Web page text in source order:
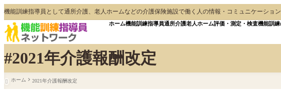
#2021年介護報酬改定
機能訓練指導員として通所介護、老人ホームなどの介護保険施設で働く人の情報・コミュニケーショ
ホーム機能訓練指導員通所介護老人ホーム評価・測定・検査機能訓
 ホーム 2021年介護報酬改定